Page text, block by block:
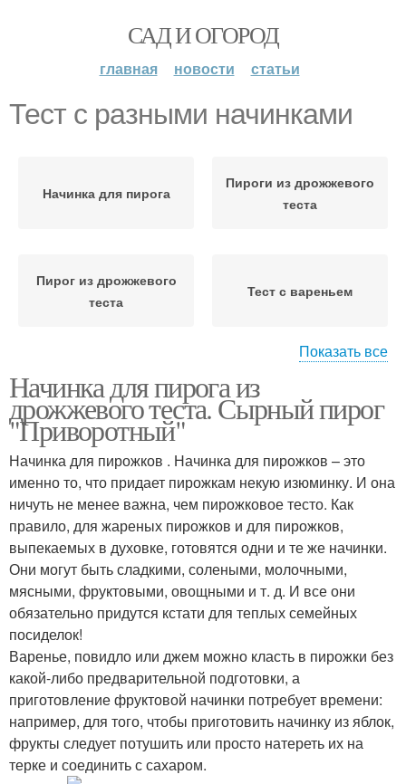
САД И ОГОРОД
главная новости статьи
Тест с разными начинками
Начинка для пирога
Пироги из дрожжевого
теста
Пирог из дрожжевого
теста
Тест с вареньем
начинкой
Тест с капустой
Начинки для пирогов
Показать все
Начинка для пирога из
дрожжевого теста. Сырный пирог
"Приворотный"
Начинка для пирожков . Начинка для пирожков – это
именно то, что придает пирожкам некую изюминку. И она
ничуть не менее важна, чем пирожковое тесто. Как
правило, для жареных пирожков и для пирожков,
выпекаемых в духовке, готовятся одни и те же начинки.
Они могут быть сладкими, солеными, молочными,
мясными, фруктовыми, овощными и т. д. И все они
обязательно придутся кстати для теплых семейных
посиделок!
Варенье, повидло или джем можно класть в пирожки без
какой-либо предварительной подготовки, а
приготовление фруктовой начинки потребует времени:
например, для того, чтобы приготовить начинку из яблок,
фрукты следует потушить или просто натереть их на
терке и соединить с сахаром.